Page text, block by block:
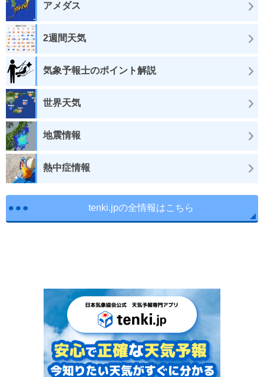
アメダス
2週間天気
気象予報士のポイント解説
世界天気
地震情報
熱中症情報
tenki.jpの全情報はこちら